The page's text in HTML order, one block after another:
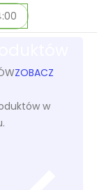
ZOBACZ
w